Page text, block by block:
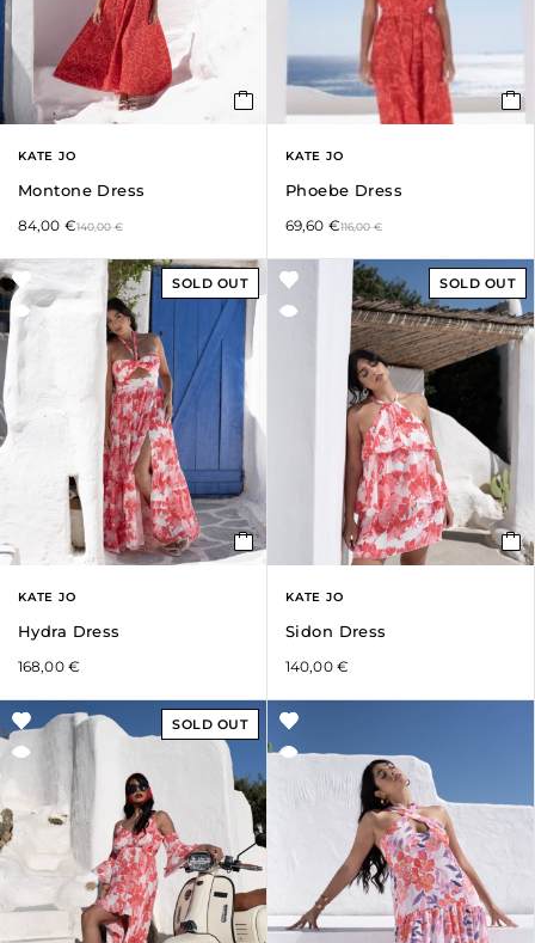
KATE JO
Montone Dress
140,00€
84,00 €
KATE JO
Phoebe Dress
116,00€
69,60 €
SOLD OUT
KATE JO
Hydra Dress
168,00 €
SOLD OUT
KATE JO
Sidon Dress
140,00 €
SOLD OUT